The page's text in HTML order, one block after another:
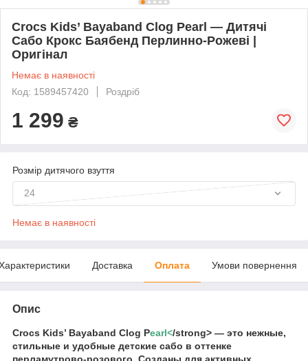
Crocs Kids’ Bayaband Clog Pearl — Дитячі
Сабо Крокс Баябенд Перлинно-Рожеві |
Оригінал
Немає в наявності
Код: 1589457420
Роздріб
1 299 ₴
Розмір дитячого взуття
24
Немає в наявності
Доставка Оплата Умови повернення
Опис
Crocs Kids’ Bayaband Clog Pearl</strong> — это нежные,
стильные и удобные детские сабо в оттенке
перламутрово-розового. Созданы для активных